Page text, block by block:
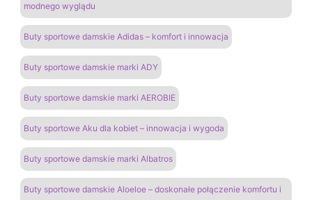
modnego wyglądu
Buty sportowe damskie Adidas – komfort i innowacja
Buty sportowe damskie marki ADY
Buty sportowe damskie marki AEROBIE
Buty sportowe Aku dla kobiet – innowacja i wygoda
Buty sportowe damskie marki Albatros
Buty sportowe damskie Aloeloe – doskonałe połączenie komfortu i